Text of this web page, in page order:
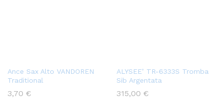
Ance Sax Alto VANDOREN
Traditional
3,70 €
ALYSEE’ TR-6333S Tromba
Sib Argentata
315,00 €